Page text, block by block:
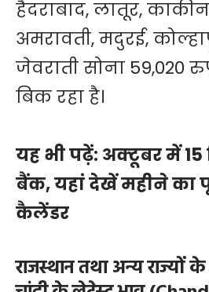
हैदराबाद, लातूर,
अमरावती, मदुरई,
जेवराती सोना 59,020
बिक रहा है।
यह भी पढ़ें: अक्टूबर में 15
बैंक, यहां देखें महीने का
कैलेंडर
राजस्थान तथा अन्य राज्यों